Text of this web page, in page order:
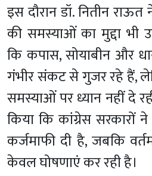
इस दौरान डॉ. नितीन राऊत
की समस्याओं का मुद्दा भी
कि कपास, सोयाबीन और
गंभीर संकट से गुजर रहे हैं,
समस्याओं पर ध्यान नहीं दे
किया कि कांग्रेस सरकारों
कर्जमाफी दी है, जबकि
केवल घोषणाएं कर रही है।